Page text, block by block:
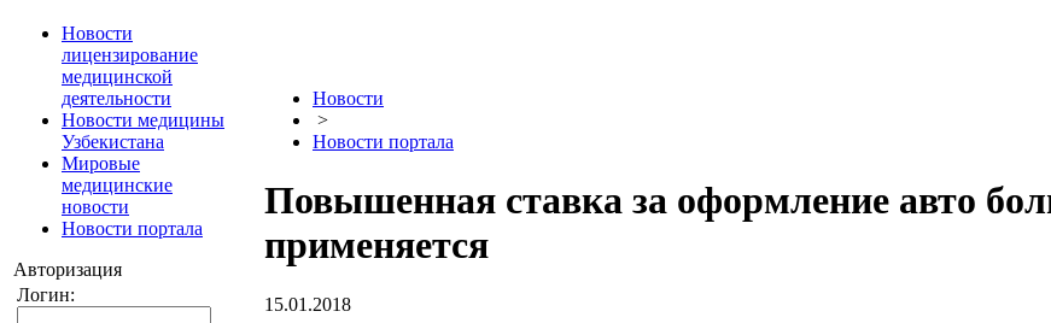
Новости
лицензирование
медицинской
деятельности
Новости медицины
Узбекистана
Мировые
медицинские
новости
Новости портала
Авторизация
Логин:
Новости
>
Новости портала
Повышенная ставка за оформление авто
применяется
15.01.2018